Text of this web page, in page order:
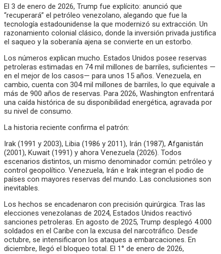
El 3 de enero de 2026, Trump fue explícito: anunció que
“recuperará” el petróleo venezolano, alegando que fue la
tecnología estadounidense la que modernizó su extracción. Un
razonamiento colonial clásico, donde la inversión privada justifica
el saqueo y la soberanía ajena se convierte en un estorbo.
Los números explican mucho. Estados Unidos posee reservas
petroleras estimadas en 74 mil millones de barriles, suficientes —
en el mejor de los casos— para unos 15 años. Venezuela, en
cambio, cuenta con 304 mil millones de barriles, lo que equivale a
más de 900 años de reservas. Para 2026, Washington enfrentará
una caída histórica de su disponibilidad energética, agravada por
su nivel de consumo.
La historia reciente confirma el patrón:
Irak (1991 y 2003), Libia (1986 y 2011), Irán (1987), Afganistán
(2001), Kuwait (1991) y ahora Venezuela (2026). Todos
escenarios distintos, un mismo denominador común: petróleo y
control geopolítico. Venezuela, Irán e Irak integran el podio de
países con mayores reservas del mundo. Las conclusiones son
inevitables.
Los hechos se encadenaron con precisión quirúrgica. Tras las
elecciones venezolanas de 2024, Estados Unidos reactivó
sanciones petroleras. En agosto de 2025, Trump desplegó 4.000
soldados en el Caribe con la excusa del narcotráfico. Desde
octubre, se intensificaron los ataques a embarcaciones. En
diciembre, llegó el bloqueo total. El 1° de enero de 2026,